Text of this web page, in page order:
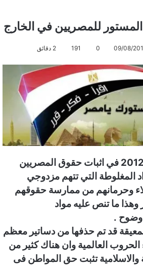
للمصريين في الخارج
09/08/
0
191
بعدما تجاهل دستور 2012 في اثبات حقوق المصريين
المغلوطة التي تتهم مزدوجي
وحرمانهم من ممارسة حقوقهم
ما تنص عليه مواد
وضوح .
قد تم حذفها من دساتير معظم
الحروب العالمية وان هناك كثير من
والاسلامية تثبت حق المواطن فى